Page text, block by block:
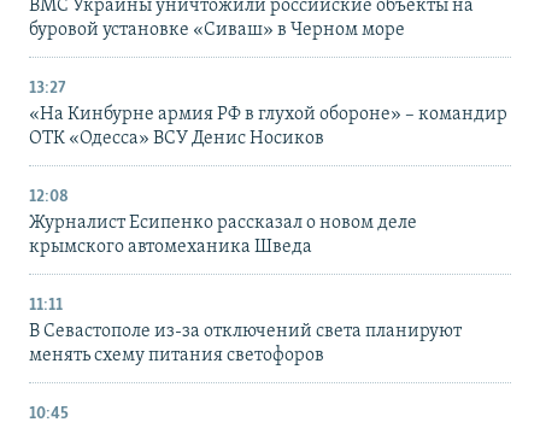
ВМС Украины уничтожили российские объекты на
буровой установке «Сиваш» в Черном море
13:27
«На Кинбурне армия РФ в глухой обороне» – командир
ОТК «Одесса» ВСУ Денис Носиков
12:08
Журналист Есипенко рассказал о новом деле
крымского автомеханика Шведа
11:11
В Севастополе из-за отключений света планируют
менять схему питания светофоров
10:45